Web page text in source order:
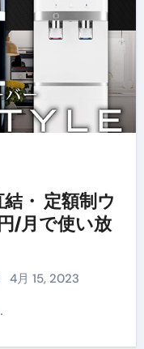
結・ 定額制ウ
/月で使い放
4月 15, 2023